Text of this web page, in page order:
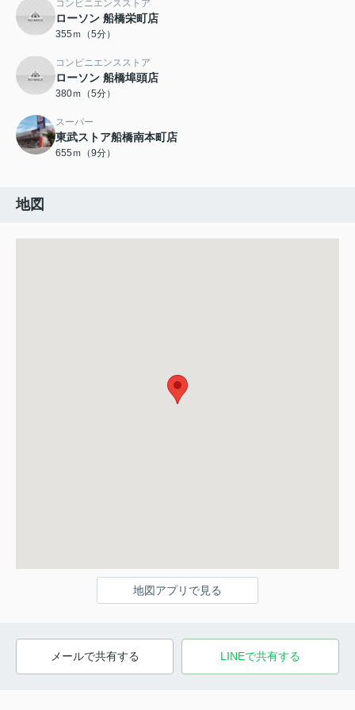
コンビニエンスストア
ローソン 船橋栄町店
355ｍ（5分）
コンビニエンスストア
ローソン 船橋埠頭店
380ｍ（5分）
スーパー
東武ストア船橋南本町店
655ｍ（9分）
地図
地図アプリで見る
メールで共有する LINEで共有する